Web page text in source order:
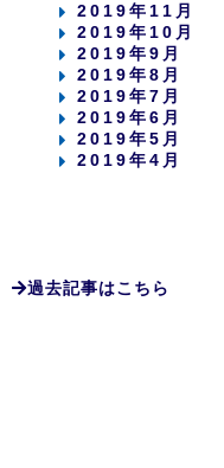
2019年11月
2019年10月
2019年9月
2019年8月
2019年7月
2019年6月
2019年5月
2019年4月
過去記事はこちら